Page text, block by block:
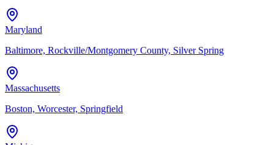
Maryland
Baltimore, Rockville/Montgomery County, Silver Spring
Massachusetts
Boston, Worcester, Springfield